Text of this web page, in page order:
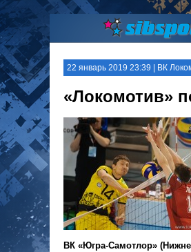
22 январь 2019 23:39 | ВК
«Локомотив»
ВК «Югра-Самотлор»